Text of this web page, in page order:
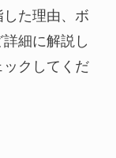
た理由、ボ
細に解説し
クしてくだ